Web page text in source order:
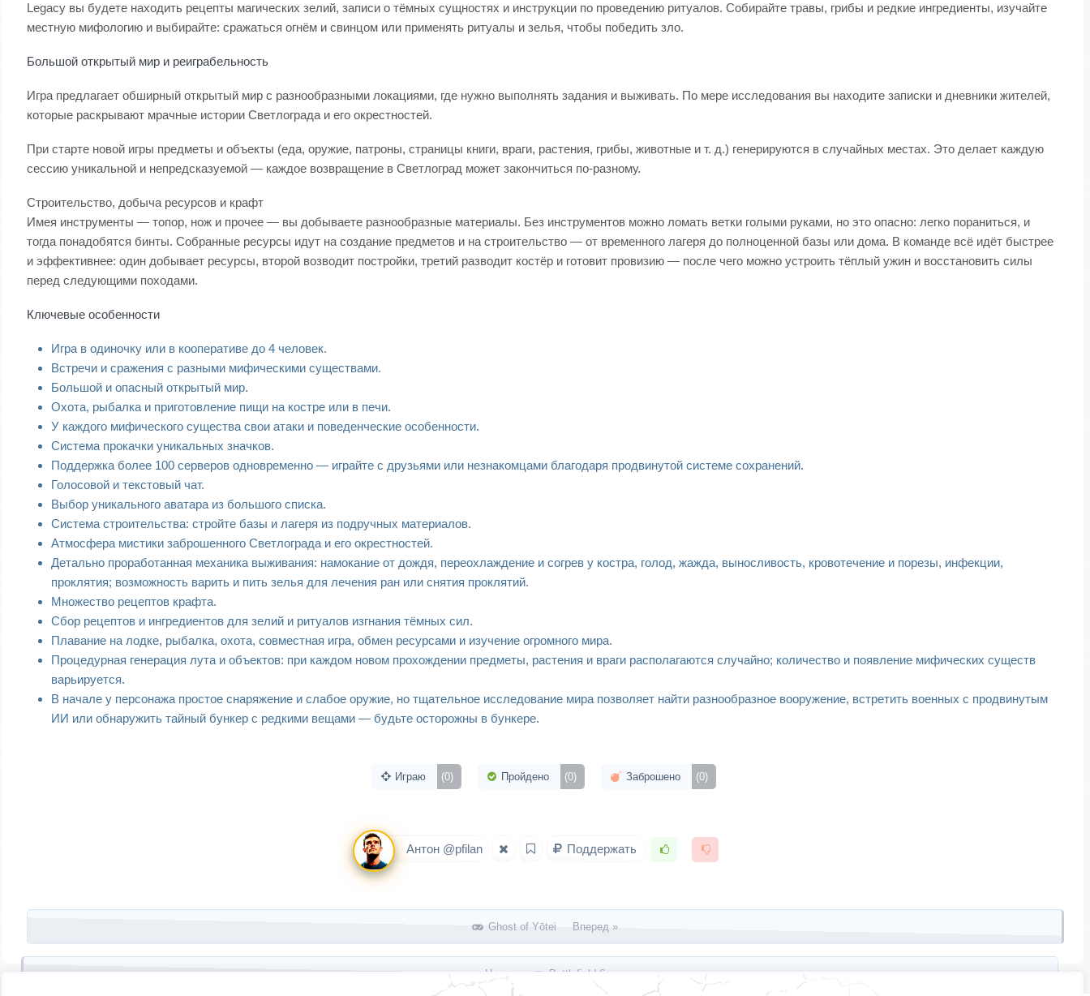
Legacy вы будете находить рецепты магических зелий, записи о тёмных сущностях и инструкции по проведению ритуалов. Собирайте травы, грибы и редкие ингредиенты, изучайте
местную мифологию и выбирайте: сражаться огнём и свинцом или применять ритуалы и зелья, чтобы победить зло.
Большой открытый мир и реиграбельность
Игра предлагает обширный открытый мир с разнообразными локациями, где нужно выполнять задания и выживать. По мере исследования вы находите записки и дневники жителей,
которые раскрывают мрачные истории Светлограда и его окрестностей.
При старте новой игры предметы и объекты (еда, оружие, патроны, страницы книги, враги, растения, грибы, животные и т. д.) генерируются в случайных местах. Это делает каждую
сессию уникальной и непредсказуемой — каждое возвращение в Светлоград может закончиться по‑разному.
Строительство, добыча ресурсов и крафт
Имея инструменты — топор, нож и прочее — вы добываете разнообразные материалы. Без инструментов можно ломать ветки голыми руками, но это опасно: легко пораниться, и
тогда понадобятся бинты. Собранные ресурсы идут на создание предметов и на строительство — от временного лагеря до полноценной базы или дома. В команде всё идёт быстрее
и эффективнее: один добывает ресурсы, второй возводит постройки, третий разводит костёр и готовит провизию — после чего можно устроить тёплый ужин и восстановить силы
перед следующими походами.
Ключевые особенности
Игра в одиночку или в кооперативе до 4 человек.
Встречи и сражения с разными мифическими существами.
Большой и опасный открытый мир.
Охота, рыбалка и приготовление пищи на костре или в печи.
У каждого мифического существа свои атаки и поведенческие особенности.
Система прокачки уникальных значков.
Поддержка более 100 серверов одновременно — играйте с друзьями или незнакомцами благодаря продвинутой системе сохранений.
Голосовой и текстовый чат.
Выбор уникального аватара из большого списка.
Система строительства: стройте базы и лагеря из подручных материалов.
Атмосфера мистики заброшенного Светлограда и его окрестностей.
Детально проработанная механика выживания: намокание от дождя, переохлаждение и согрев у костра, голод, жажда, выносливость, кровотечение и порезы, инфекции,
проклятия; возможность варить и пить зелья для лечения ран или снятия проклятий.
Множество рецептов крафта.
Сбор рецептов и ингредиентов для зелий и ритуалов изгнания тёмных сил.
Плавание на лодке, рыбалка, охота, совместная игра, обмен ресурсами и изучение огромного мира.
Процедурная генерация лута и объектов: при каждом новом прохождении предметы, растения и враги располагаются случайно; количество и появление мифических существ
варьируется.
В начале у персонажа простое снаряжение и слабое оружие, но тщательное исследование мира позволяет найти разнообразное вооружение, встретить военных с продвинутым
ИИ или обнаружить тайный бункер с редкими вещами — будьте осторожны в бункере.
Играю (0) Пройдено (0) Заброшено (0)
Антон @pfilan Поддержать
Запись навигация
Ghost of Yōtei Вперед »
« Назад Battlefield 6